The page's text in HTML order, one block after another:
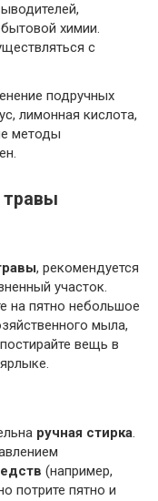
химии.
с
подручных
лимонная кислота,
методы
травы
, рекомендуется
участок.
на пятно небольшое
мыла,
вещь в
ручная стирка.
(например,
потрите пятно и